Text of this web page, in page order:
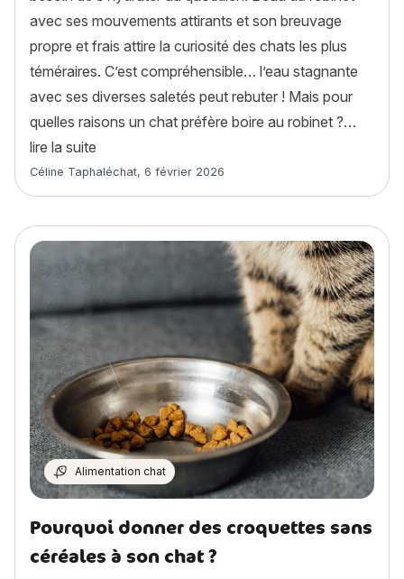
avec ses mouvements attirants et son breuvage
propre et frais attire la curiosité des chats les plus
téméraires. C’est compréhensible… l’eau stagnante
avec ses diverses saletés peut rebuter ! Mais pour
quelles raisons un chat préfère boire au robinet ?…
lire la suite
Article rédigé par
Céline Taphaléchat, 6 février 2026
Alimentation chat
Pourquoi donner des croquettes sans
céréales à son chat ?